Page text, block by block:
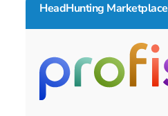
HeadHunting Marketplace